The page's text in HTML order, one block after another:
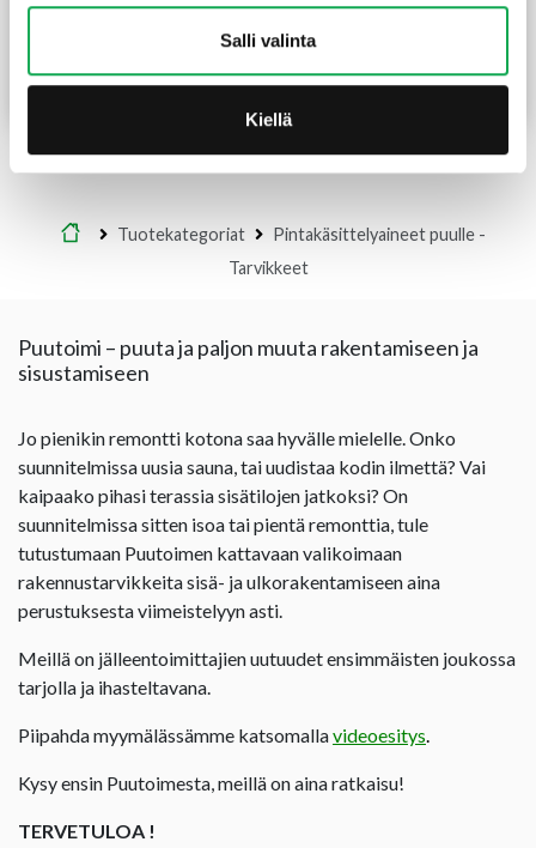
Salli valinta
Kiellä
Sivellin tasoittaja
Sivellin lakka-maali 25 mm
musta
Etusivu
Tuotekategoriat
Pintakäsittelyaineet puulle -
Tarvikkeet
Puutoimi – puuta ja paljon muuta rakentamiseen ja
sisustamiseen
Jo pienikin remontti kotona saa hyvälle mielelle. Onko
suunnitelmissa uusia sauna, tai uudistaa kodin ilmettä? Vai
kaipaako pihasi terassia sisätilojen jatkoksi? On
suunnitelmissa sitten isoa tai pientä remonttia, tule
tutustumaan Puutoimen kattavaan valikoimaan
rakennustarvikkeita sisä- ja ulkorakentamiseen aina
perustuksesta viimeistelyyn asti.
Meillä on jälleentoimittajien uutuudet ensimmäisten joukossa
tarjolla ja ihasteltavana.
Piipahda myymälässämme katsomallavideoesitys.
Kysy ensin Puutoimesta, meillä on aina ratkaisu!
TERVETULOA !